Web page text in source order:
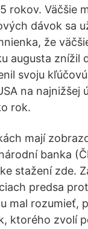
rokov. Väčšie
dávok sa
že
augusta znížil
svoju
na najnižšej
rok.
mají
banka
stažení zde.
predsa
mal rozumieť,
ktorého zvolí